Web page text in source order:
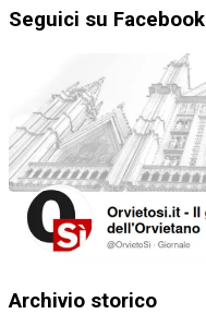
Seguici su Facebook
Archivio storico